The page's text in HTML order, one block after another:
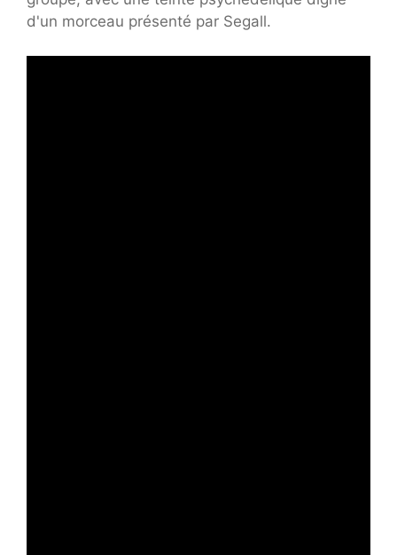
d'un morceau présenté par Segall.